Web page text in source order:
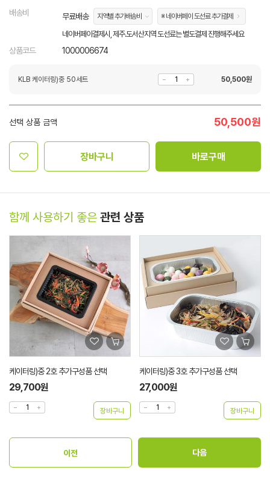
배송비 무료배송 지역별 추가배송비 ※ 네이버페이 도선료 추가결제
네이버페이결제시, 제주.도서산지역 도선료는 별도결제 진행해주세요
상품코드 1000006674
KLB 케이터링)중 50세트 50,500원
선택 상품 금액 50,500원
장바구니 바로구매
함께 사용하기 좋은 관련 상품
케이터링)중 2호 추가구성품 선택
29,700원
케이터링)중 3호 추가구성품 선택
27,000원